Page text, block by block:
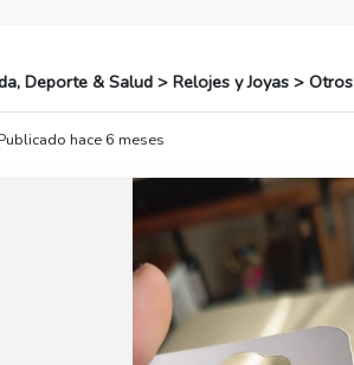
Deporte & Salud > Relojes y Joyas > Otros
hace 6 meses